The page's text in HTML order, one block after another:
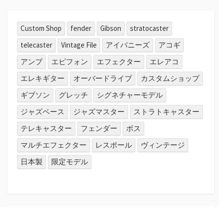
Custom Shop fender Gibson
stratocaster
telecaster
Vintage File アイバニーズ
アコギ
アンプ
エピフォン エフェクター
エレアコ
エレキギター
オーバードライブ
カスタムショップ
ギブソン
グレッチ
シグネチャーモデル
ジャズベース
ジャズマスター
ストラトキャスター
テレキャスター
フェンダー
ボス
マルチエフェクター
レスポール
ヴィンテージ
日本製
限定モデル